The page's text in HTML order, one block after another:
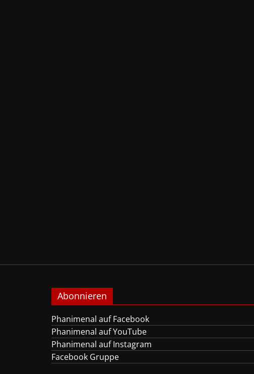
Abonnieren
Phanimenal auf Facebook
Phanimenal auf YouTube
Phanimenal auf Instagram
Facebook Gruppe